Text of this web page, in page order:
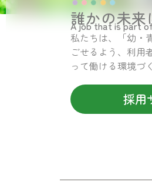
誰かの未
A job that is part
私たちは、「幼・
ごせるよう、利用
って働ける環境づ
採用